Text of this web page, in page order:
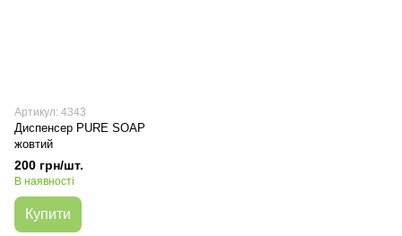
Артикул: 4343
Диспенсер PURE SOAP
жовтий
200 грн/шт.
В наявності
Купити